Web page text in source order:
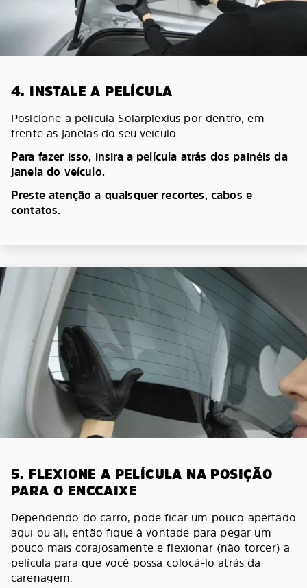
4. INSTALE A PELÍCULA
Posicione a película Solarplexius por dentro, em
frente às janelas do seu veículo.
Para fazer isso, insira a película atrás dos painéis da
janela do veículo.
Preste atenção a quaisquer recortes, cabos e
contatos.
5. FLEXIONE A PELÍCULA NA POSIÇÃO
PARA O ENCCAIXE
Dependendo do carro, pode ficar um pouco apertado
aqui ou ali, então fique à vontade para pegar um
pouco mais corajosamente e flexionar (não torcer) a
película para que você possa colocá-lo atrás da
carenagem.